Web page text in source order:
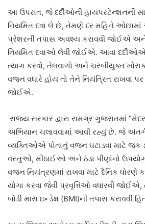
આ ઉપરાંત, જે દર્દીઓની હાયપરટેન્શનની
નિયમિત દવા લે છે, તેમણે દર મહિને
પ્રેશરની તપાસ અવશ્ય કરાવવી જોઈએ
નિયમિત દવાઓ લેવી જોઈએ. આવા દર્દીઓએ
ત્યાગ કરવો, તેલવાળો અને ચરબીયુક્ત
વજન વધારે હોય તો તેને નિયંત્રિત રાખવા
જોઈએ.
રાજ્ય સરકાર દ્વારા સમગ્ર ગુજરાતમાં
અભિયાન ચલાવવામાં આવી રહ્યું છે. જે
વ્યક્તિઓએ પોતાનું વજન ઘટાડવા માટે જંક
વસ્તુઓ, મીઠાઈઓ અને ઠંડા પીણાંનો
વજન નિયંત્રણમાં રાખવા માટે દૈનિક
યોગા કરવા જેવી પ્રવૃત્તિઓ વધારવી
બોડી માસ ઇન્ડેક્ષ (BMI)ની તપાસ કરાવવી